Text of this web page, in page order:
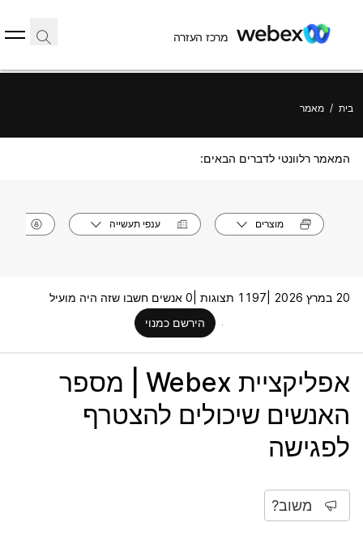
מרכז העזרה
בית / מאמר
המאמר רלוונטי לדברים הבאים:
מוצרים ענפי תעשייה
20 במרץ 2026 | 1197 תצוגות |
0 אנשים חשבו שזה היה מועיל
הירשם כמנוי
אפליקציית Webex | מספר
האנשים שיכולים להצטרף
לפגישה
משוב?